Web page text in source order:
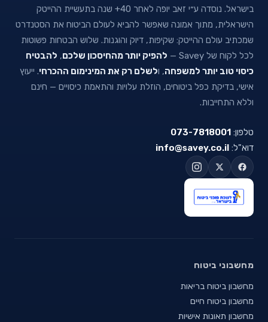
בישראל. נוסדה ע״י זאב יופה לאחר 40+ שנה בתעשיית ההייטק
הישראלית, מתוך אמונה שאפשר להביא לעולם הביטוח את הסטנדרט
שמכתיב עולם ההייטק: שקיפות, דיוק והוגנות. שלוש הבטחות פשוטות
לכל לקוח של Savey —
להפיק יותר מהחיסכון שלכם, להבטיח
כיסוי טוב יותר למשפחה, ולשלם רק את המינימום ההכרחי. ייעוץ
אישי, בדיקת כפל ביטוחים, הוזלת עלויות והתאמת כיסויים — חינם
וללא התחייבות.
טלפון: 073-7818001
דוא"ל: info@savey.co.il
מחשבוני ביטוח
מחשבון ביטוח בריאות
מחשבון ביטוח חיים
מחשבון תאונות אישיות